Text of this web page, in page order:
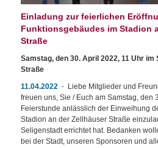
Einladung zur feierlichen
Funktionsgebäudes im Stadion
Straße
Samstag, den 30. April 2022, 11 Uhr
Straße
11.04.2022
Liebe Mitglieder und
freuen uns, Sie / Euch am Samstag, den
Feierstunde anlässlich der Einweihung
Stadion an der Zellhäuser Straße
Seligenstadt errichtet hat. Bedanken
bei der Stadt, unseren Sponsoren und